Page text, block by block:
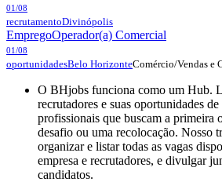
01/08
recrutamentoDivinópolis
EmpregoOperador(a) Comercial
01/08
oportunidadesBelo HorizonteComércio/Vendas e
O BHjobs funciona como um Hub.
recrutadores e suas oportunidades
profissionais que buscam a primeira
desafio ou uma recolocação. Nosso
organizar e listar todas as vagas
empresa e recrutadores, e divulgar
candidatos.